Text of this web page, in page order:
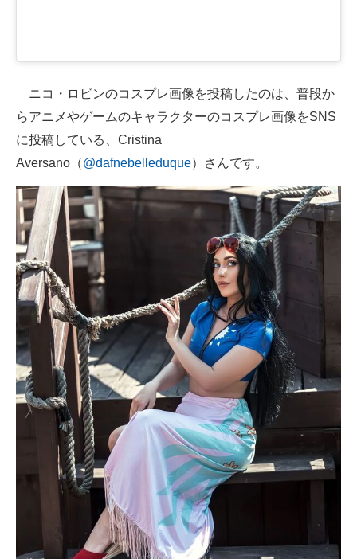
ニコ・ロビンのコスプレ画像を投稿したのは、普段か
らアニメやゲームのキャラクターのコスプレ画像をSNS
に投稿している、Cristina
Aversano（@dafnebelleduque）さんです。